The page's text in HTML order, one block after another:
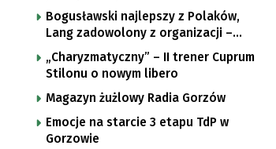
Bogusławski najlepszy z Polaków,
Lang zadowolony z organizacji –
komentarze po trzecim etapie Tour
de Pologne
„Charyzmatyczny” – II trener Cuprum
Stilonu o nowym libero
Magazyn żużlowy Radia Gorzów
Emocje na starcie 3 etapu TdP w
Gorzowie